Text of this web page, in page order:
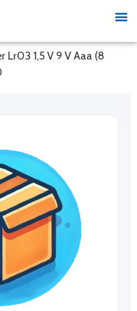
Lr03 1,5 V 9 V Aaa (8